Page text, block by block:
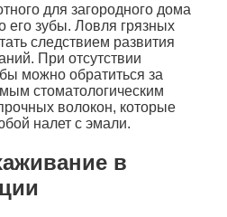
для загородного дома
его зубы. Ловля грязных
следствием развития
При отсутствии
можно обратиться за
стоматологическим
волокон, которые
налет с эмали.
в